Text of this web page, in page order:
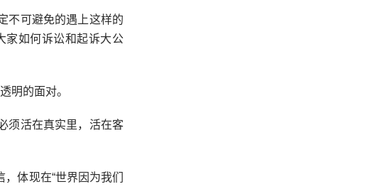
不可避免的遇上这样的
家如何诉讼和起诉大公
明的面对。
须活在真实里，活在客
体现在“世界因为我们